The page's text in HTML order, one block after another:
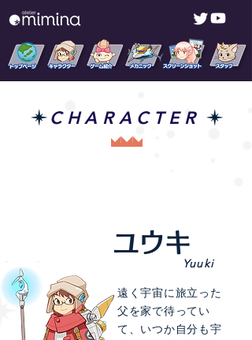
CHARACTER
遠く宇宙に旅立った
父を家で待ってい
て、いつか自分も宇
ユウキ
Yuuki